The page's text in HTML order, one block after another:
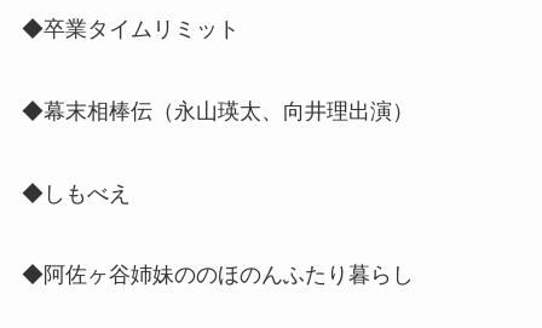
◆卒業タイムリミット
◆幕末相棒伝（ 永山瑛太、向井理出演 ）
◆しもべえ
◆阿佐ヶ谷姉妹ののほのんふたり暮らし